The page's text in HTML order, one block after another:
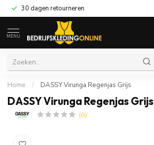
30 dagen retourneren
MENU
Home / DASSY Virunga Regenjas Grijs
DASSY Virunga Regenjas Grijs
(0)